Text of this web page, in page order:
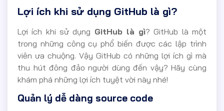
Lợi ích khi sử dụng GitHub là gì?
Lợi ích khi sử dụng GitHub là gì? GitHub là một
trong những công cụ phổ biến được các lập trình
viên ưa chuộng. Vậy GitHub có những lợi ích gì mà
thu hút đông đảo người dùng đến vậy? Hãy cùng
khám phá những lợi ích tuyệt vời này nhé!
Quản lý dễ dàng source code